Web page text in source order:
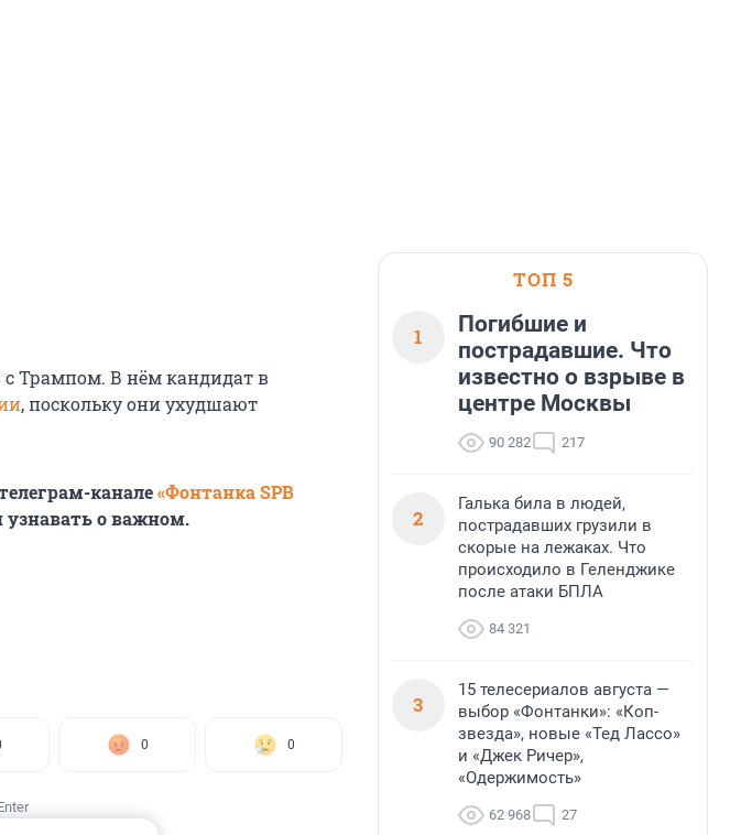
с Трампом. В нём кандидат в
, поскольку они ухудшают
канале«Фонтанка SPB
о важном.
0 0
ТОП 5
1
Погибшие и
пострадавшие. Что
известно о взрыве в
центре Москвы
90 282 217
2
Галька била в людей,
пострадавших грузили в
скорые на лежаках. Что
происходило в Геленджике
после атаки БПЛА
84 321
3
15 телесериалов августа —
выбор «Фонтанки»: «Коп-
звезда», новые «Тед Лассо»
и «Джек Ричер»,
«Одержимость»
62 968 27